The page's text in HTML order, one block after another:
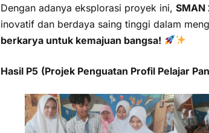
Dengan adanya eksplorasi proyek ini, SMAN
inovatif dan berdaya saing tinggi dalam
berkarya untuk kemajuan bangsa!
Hasil P5 (Projek Penguatan Profil Pelajar